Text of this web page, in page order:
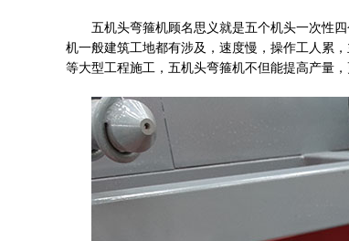
五机头弯箍机顾名思义就是五个机头一次性
机一般建筑工地都有涉及，速度慢，操作工人累
等大型工程施工，五机头弯箍机不但能提高产量